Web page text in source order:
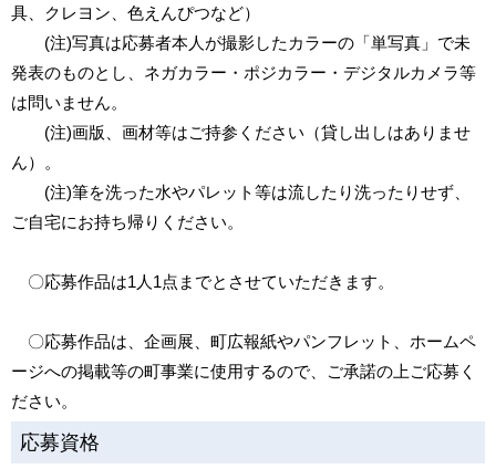
具、クレヨン、色えんぴつなど）
(注)写真は応募者本人が撮影したカラーの「単写真」で未
発表のものとし、ネガカラー・ポジカラー・デジタルカメラ等
は問いません。
(注)画版、画材等はご持参ください（貸し出しはありませ
ん）。
(注)筆を洗った水やパレット等は流したり洗ったりせず、
ご自宅にお持ち帰りください。
〇応募作品は1人1点までとさせていただきます。
〇応募作品は、企画展、町広報紙やパンフレット、ホームペ
ージへの掲載等の町事業に使用するので、ご承諾の上ご応募く
ださい。
応募資格